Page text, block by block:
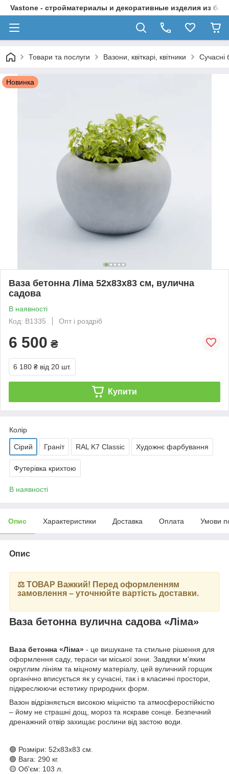
Vastone - стройматериалы и декоративные изделия из
Товари та послуги Вазони, квіткарі, квітники Сучасні
Новинка
Ваза бетонна Ліма 52x83x83 см, вулична
садова
В наявності
Код: В1335
Опт і роздріб
6 500 ₴
6 180 ₴ від 20 шт.
Купити
Колір
Сірий Граніт RAL K7 Classic Художнє фарбування
Футерівка крихтою
В наявності
Опис Характеристики Доставка Оплата Умови
Опис
⚖️ ТОВАР Важкий! Перед оформленням
замовлення – уточнюйте вартість доставки.
Ваза бетонна вулична садова «Ліма»
Ваза бетонна «Ліма» - це вишукане та стильне рішення для
оформлення саду, тераси чи міської зони. Завдяки м'яким
округлим лініям та міцному матеріалу, цей вуличний горщик
органічно вписується як у сучасні, так і в класичні простори,
підкреслюючи естетику природних форм.
Вазон відрізняється високою міцністю та атмосферостійкістю
– йому не страшні дощ, мороз та яскраве сонце. Безпечний
дренажний отвір захищає рослини від застою води.
🟢 Розміри: 52x83x83 см.
🟣 Вага: 290 кг.
🟡 Об'єм: 103 л.